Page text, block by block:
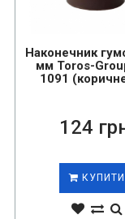
Наконечник
мм Toros-
1091
124
КУПИТИ